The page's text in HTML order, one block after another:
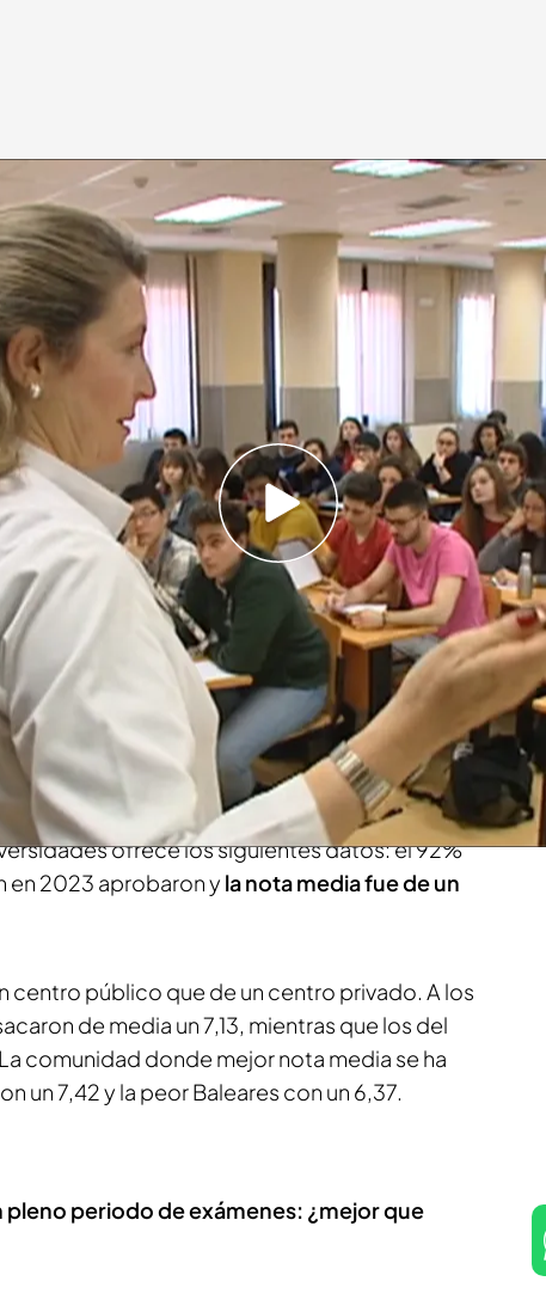
de educación
que se presentaron en 2023 aprobaron
6,95
con mejor nota con un 7,42 y Baleares la
de aprobarse: las claves y los cambios de la
dos semanas para el examen de la EBAU
de
Aguirregomezcorta en Noticias Cuatro, es
aprueba, pero la cuestión no es tanto aprobar,
hacer la carrera que quieres. El Ministerio de
ofrece los siguientes datos: el 92%
en 2023 aprobaron y la nota media fue de un
centro público que de un centro privado. A los
de media un 7,13, mientras que los del
comunidad donde mejor nota media se ha
un 7,42 y la peor Baleares con un 6,37.
pleno periodo de exámenes: ¿mejor que